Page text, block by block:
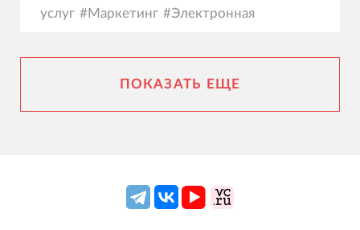
услуг #Маркетинг #Электронная
ПОКАЗАТЬ ЕЩЕ